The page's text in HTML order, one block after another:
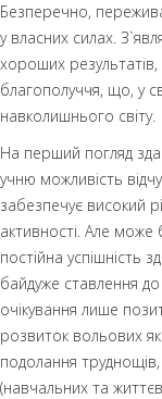
Безперечно,
у власних силах.
хороших результатів,
благополуччя, що, у
навколишнього світу.
На перший погляд
учню можливість
забезпечує високий
активності. Але
постійна успішність
байдуже ставлення
очікування лише
розвиток вольових
подолання труднощів,
(навчальних та